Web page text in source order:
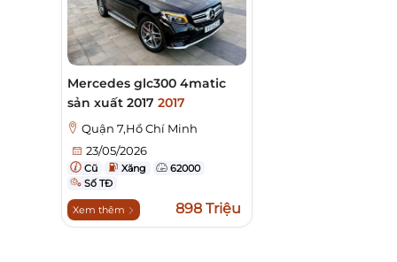
Mercedes glc300 4matic
sản xuất 2017 2017
Quận 7,Hồ Chí Minh
23/05/2026
Cũ Xăng
62000
Số TĐ
Xem thêm 898 Triệu